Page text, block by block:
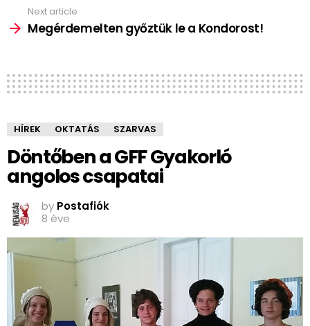
Next article
Megérdemelten győztük le a Kondorost!
HÍREK OKTATÁS SZARVAS
Döntőben a GFF Gyakorló
angolos csapatai
by Postafiók
8 éve